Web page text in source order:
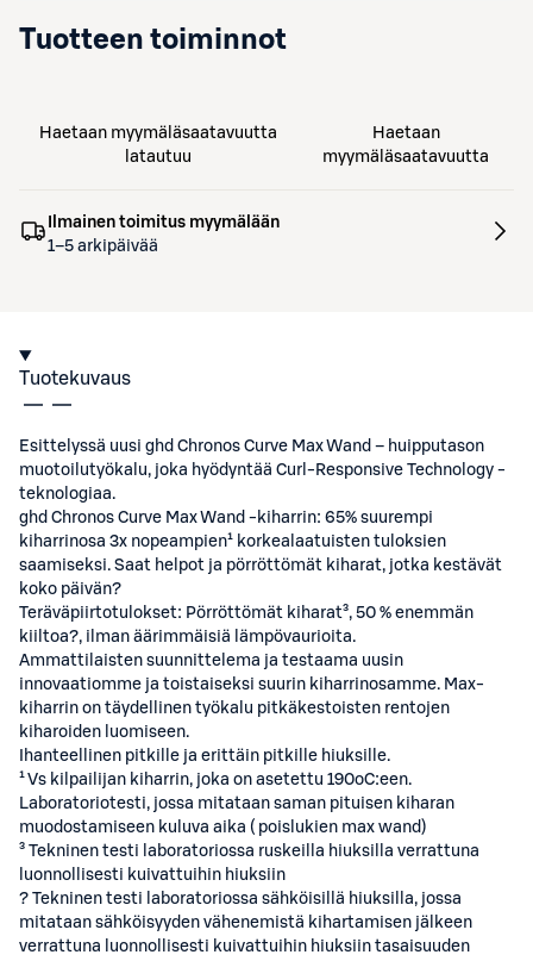
Tuotteen toiminnot
Haetaan myymäläsaatavuutta
latautuu
Haetaan
myymäläsaatavuutta
Ilmainen toimitus myymälään
1–5 arkipäivää
Tuotekuvaus
Esittelyssä uusi ghd Chronos Curve Max Wand – huipputason
muotoilutyökalu, joka hyödyntää Curl-Responsive Technology -
teknologiaa.
ghd Chronos Curve Max Wand -kiharrin: 65% suurempi
kiharrinosa 3x nopeampien¹ korkealaatuisten tuloksien
saamiseksi. Saat helpot ja pörröttömät kiharat, jotka kestävät
koko päivän?
Teräväpiirtotulokset: Pörröttömät kiharat³, 50 % enemmän
kiiltoa?, ilman äärimmäisiä lämpövaurioita.
Ammattilaisten suunnittelema ja testaama uusin
innovaatiomme ja toistaiseksi suurin kiharrinosamme. Max-
kiharrin on täydellinen työkalu pitkäkestoisten rentojen
kiharoiden luomiseen.
Ihanteellinen pitkille ja erittäin pitkille hiuksille.
¹ Vs kilpailijan kiharrin, joka on asetettu 190oC:een.
Laboratoriotesti, jossa mitataan saman pituisen kiharan
muodostamiseen kuluva aika ( poislukien max wand)
³ Tekninen testi laboratoriossa ruskeilla hiuksilla verrattuna
luonnollisesti kuivattuihin hiuksiin
? Tekninen testi laboratoriossa sähköisillä hiuksilla, jossa
mitataan sähköisyyden vähenemistä kihartamisen jälkeen
verrattuna luonnollisesti kuivattuihin hiuksiin tasaisuuden